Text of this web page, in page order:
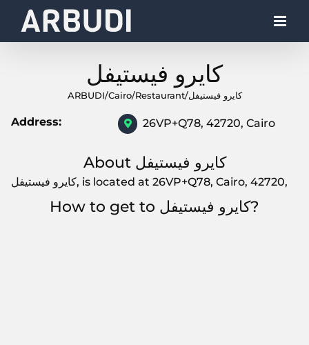
كايرو فيستيفل
ARBUDI/Cairo/Restaurant/كايرو فيستيفل
Address: 26VP+Q78, 42720, Cairo
About كايرو فيستيفل
كايرو فيستيفل, is located at 26VP+Q78, Cairo, 42720,
How to get to كايرو فيستيفل?